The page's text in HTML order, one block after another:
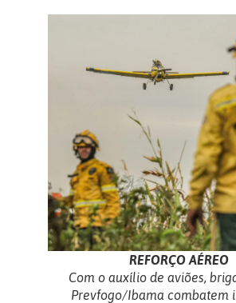
REFORÇO AÉREO
Com o auxílio de aviões,
Prevfogo/Ibama combatem